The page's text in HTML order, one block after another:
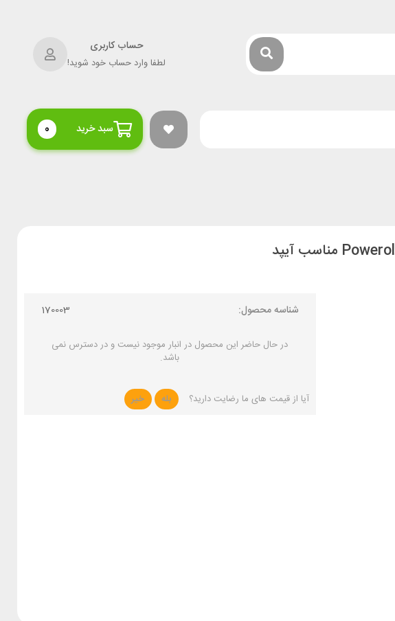
حساب کاربری
لطفا وارد حساب خود شوید!
سبد خرید 0
شناسه محصول: 170003
در حال حاضر این محصول در انبار موجود نیست و در دسترس نمی
باشد.
آیا از قیمت های ما رضایت دارید؟ بله خیر